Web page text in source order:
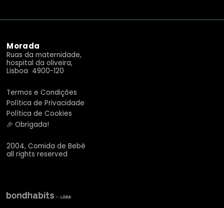
Morada
Ruas da maternidade,
hospital da oliveira,
Lisboa 4900-120
Termos e Condições
Política de Privacidade
Política de Cookies
🎉 Obrigada!
2004, Comida de Bebé
all rights reserved